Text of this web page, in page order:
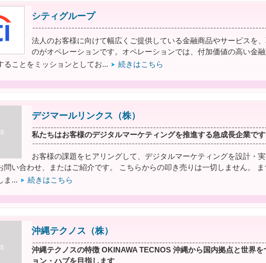
シティグループ
法人のお客様に向けて幅広くご提供している金融商品やサービスを
のがオペレーションです。オペレーションでは、付加価値の高い金
ることをミッションとしてお...
続きはこちら
デジマールリンクス（株）
私たちはお客様のデジタルマーケティングを推進する急成長企業です
お客様の課題をヒアリングして、デジタルマーケティングを設計・
問い合わせ、またはご紹介です。 こちらからの叩き売りは一切しません。
ま...
続きはこちら
沖縄テクノス（株）
沖縄テクノスの特徴 OKINAWA TECNOS 沖縄から国内拠点と世界
ョン・ハブを目指します